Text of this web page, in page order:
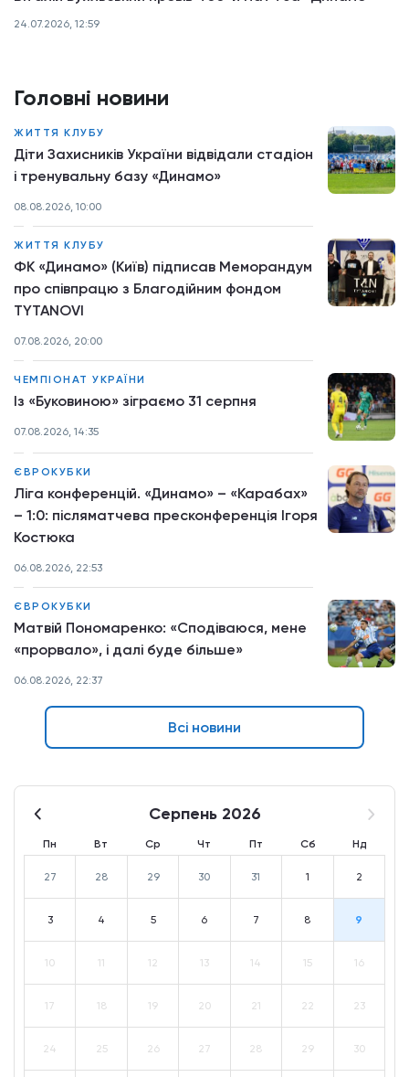
Головні новини
ЖИТТЯ КЛУБУ
Діти Захисників України відвідали стадіон
і тренувальну базу «Динамо»
08.08.2026, 10:00
ЖИТТЯ КЛУБУ
ФК «Динамо» (Київ) підписав Меморандум
про співпрацю з Благодійним фондом
TYTANOVI
07.08.2026, 20:00
ЧЕМПІОНАТ УКРАЇНИ
Із «Буковиною» зіграємо 31 серпня
07.08.2026, 14:35
ЄВРОКУБКИ
Ліга конференцій. «Динамо» – «Карабах»
– 1:0: післяматчева пресконференція Ігоря
Костюка
06.08.2026, 22:53
ЄВРОКУБКИ
Матвій Пономаренко: «Сподіваюся, мене
«прорвало», і далі буде більше»
06.08.2026, 22:37
Всі новини
Серпень 2026
Пн Вт Ср Чт Пт Сб Нд
27 28 29 30 31 1 2
3 4 5 6 7 8 9
10 11 12 13 14 15 16
17 18 19 20 21 22 23
24 25 26 27 28 29 30
24.07.2026, 12:59